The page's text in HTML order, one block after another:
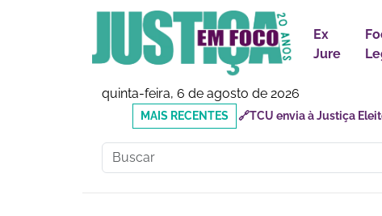
Ex
Jure
quinta-feira, 6 de agosto de 2026
MAIS
RECENTES
🔗Doutor Luizinho:
Social